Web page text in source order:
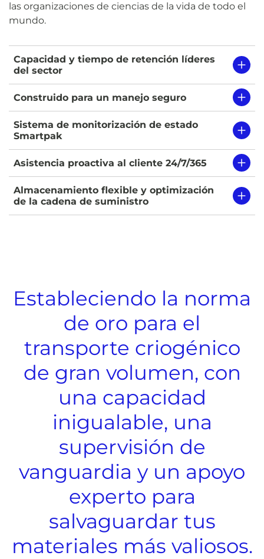
las organizaciones de ciencias de la vida de todo el
mundo.
Capacidad y tiempo de retención líderes
del sector
Construido para un manejo seguro
Sistema de monitorización de estado
Smartpak
Asistencia proactiva al cliente 24/7/365
Almacenamiento flexible y optimización
de la cadena de suministro
Estableciendo la norma
de oro para el
transporte criogénico
de gran volumen, con
una capacidad
inigualable, una
supervisión de
vanguardia y un apoyo
experto para
salvaguardar tus
materiales más valiosos.